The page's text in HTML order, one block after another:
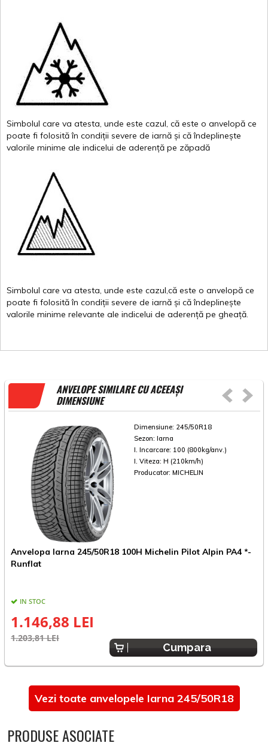
Simbolul care va atesta, unde este cazul, că este o anvelopă ce
poate fi folosită în condiții severe de iarnă și că îndeplinește
valorile minime ale indicelui de aderență pe zăpadă
Simbolul care va atesta, unde este cazul,că este o anvelopă ce
poate fi folosită în condiții severe de iarnă și că îndeplinește
valorile minime relevante ale indicelui de aderență pe gheață.
ANVELOPE SIMILARE CU ACEEAȘI
DIMENSIUNE
Dimensiune: 245/50R18
Sezon: Iarna
I. Incarcare: 100 (800kg/anv.)
I. Viteza: H (210km/h)
Producator: MICHELIN
Anvelopa Iarna 245/50R18 100H Michelin Pilot Alpin PA4 *-
Runflat
IN STOC
1.146,88 LEI
1.203,81 LEI
Cumpara
Vezi toate anvelopele Iarna 245/50R18
PRODUSE ASOCIATE